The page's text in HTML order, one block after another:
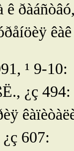
¹ 9-10:
¿ç 494:
607: